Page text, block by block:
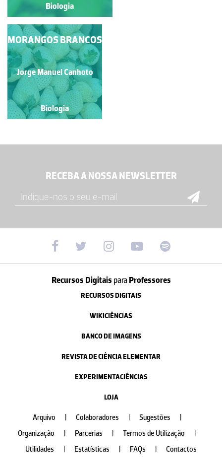
Biologia
Biologia
MORANGOS BRANCOS
Jorge Manuel Canhoto
Biologia
RECEBA A NOSSA NEWSLETTER
Recursos Digitais paraProfessores
RECURSOS DIGITAIS
WIKICIÊNCIAS
BANCO DE IMAGENS
REVISTA DE CIÊNCIA ELEMENTAR
EXPERIMENTACIÊNCIAS
LOJA
Arquivo Colaboradores Sugestões
Organização
Parcerias Termos de Utilização
Utilidades
Estatísticas FAQs Contactos